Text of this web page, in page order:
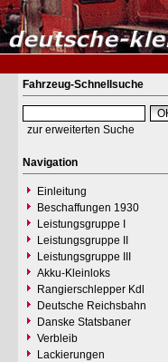
Fahrzeug-Schnellsuche
zur erweiterten Suche
Navigation
Einleitung
Beschaffungen 1930
Leistungsgruppe I
Leistungsgruppe II
Leistungsgruppe III
Akku-Kleinloks
Rangierschlepper Kdl
Deutsche Reichsbahn
Danske Statsbaner
Verbleib
Lackierungen